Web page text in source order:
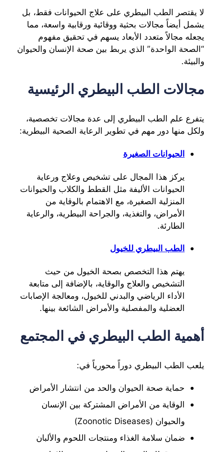
لا يقتصر الطب البيطري على علاج الحيوانات فقط، بل
يشمل أيضاً مجالات بحثية ووقائية ورقابية واسعة، مما
يجعله مجالاً متعدد الأبعاد يسهم في تحقيق مفهوم
“الصحة الواحدة” الذي يربط بين صحة الإنسان والحيوان
والبيئة.
مجالات الطب البيطري الرئيسية
يتفرع علم الطب البيطري إلى عدة مجالات تخصصية،
ولكل منها دور مهم في تطوير الرعاية الصحية البيطرية:
الحيوانات الصغيرة
يركز هذا المجال على تشخيص وعلاج ورعاية
الحيوانات الأليفة مثل القطط والكلاب والحيوانات
المنزلية الصغيرة، مع الاهتمام بالوقاية من
الأمراض، والتغذية، والجراحة البيطرية، والرعاية
الطارئة.
الطب البيطري للخيول
يهتم هذا التخصص بصحة الخيول من حيث
التشخيص والعلاج والوقاية، بالإضافة إلى متابعة
الأداء الرياضي والبدني للخيول، ومعالجة الإصابات
العضلية والمفصلية والأمراض الشائعة بينها.
أهمية الطب البيطري في المجتمع
يلعب الطب البيطري دوراً محورياً في:
حماية صحة الحيوان والحد من انتشار الأمراض
الوقاية من الأمراض المشتركة بين الإنسان
والحيوان (Zoonotic Diseases)
ضمان سلامة الغذاء ومنتجات اللحوم والألبان